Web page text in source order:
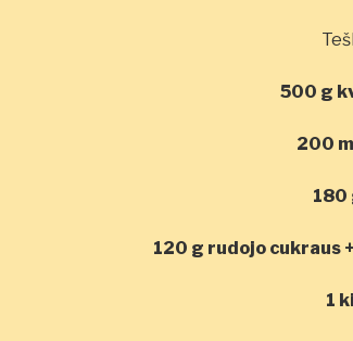
500 g
200
180
120 g rudojo cukraus
1